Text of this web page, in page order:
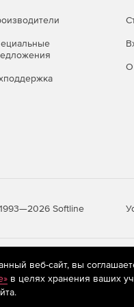
потенциально опасного
О
Softline
рекомендательные
веб-сайт, вы
в целях хранения ваших